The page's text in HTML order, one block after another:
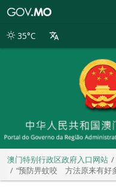
别
35°C
澳门特别行政区政府入口网站
“预防畀蚊咬 方法原来有好